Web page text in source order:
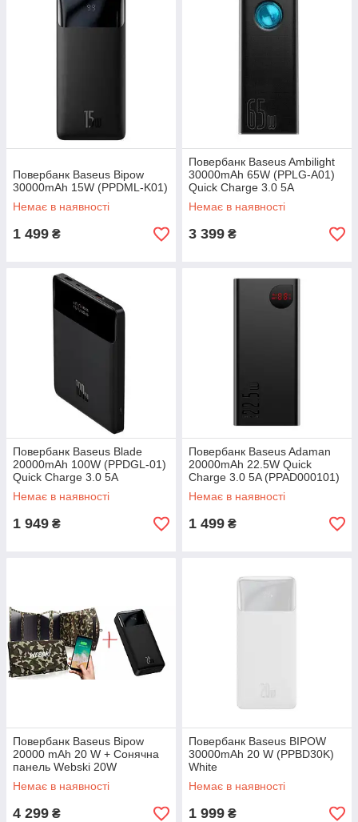
Повербанк Baseus Bipow
30000mAh 15W (PPDML-K01)
Немає в наявності
1 499 ₴
Повербанк Baseus Ambilight
30000mAh 65W (PPLG-A01)
Quick Charge 3.0 5A
Немає в наявності
3 399 ₴
Повербанк Baseus Blade
20000mAh 100W (PPDGL-01)
Quick Charge 3.0 5A
Немає в наявності
1 949 ₴
Повербанк Baseus Adaman
20000mAh 22.5W Quick
Charge 3.0 5A (PPAD000101)
Немає в наявності
1 499 ₴
Повербанк Baseus Bipow
20000 mAh 20 W + Сонячна
панель Webski 20W
Немає в наявності
4 299 ₴
Повербанк Baseus BIPOW
30000mAh 20 W (PPBD30K)
White
Немає в наявності
1 999 ₴